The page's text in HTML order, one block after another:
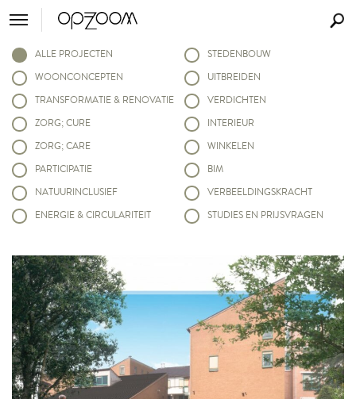
ALLE PROJECTEN
WOONCONCEPTEN
TRANSFORMATIE & RENOVATIE
ZORG; CURE
ZORG; CARE
PARTICIPATIE
NATUURINCLUSIEF
ENERGIE & CIRCULARITEIT
STEDENBOUW
UITBREIDEN
VERDICHTEN
INTERIEUR
WINKELEN
BIM
VERBEELDINGSKRACHT
STUDIES EN PRIJSVRAGEN